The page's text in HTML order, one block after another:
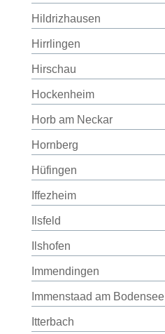
Hildrizhausen
Hirrlingen
Hirschau
Hockenheim
Horb am Neckar
Hornberg
Hüfingen
Iffezheim
Ilsfeld
Ilshofen
Immendingen
Immenstaad am Bodensee
Itterbach